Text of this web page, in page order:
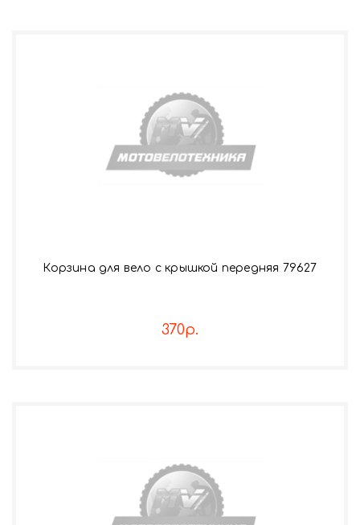
Корзина для вело с крышкой передняя 79627
370р.